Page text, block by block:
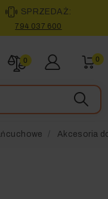
SPRZEDAŻ:
794 037 600
0 0
Akcesoria